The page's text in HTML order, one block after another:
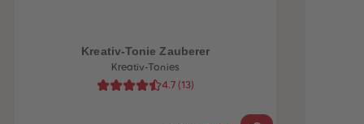
Kreativ-Tonie Zauberer
Kreativ-Tonies
4.7 (13)